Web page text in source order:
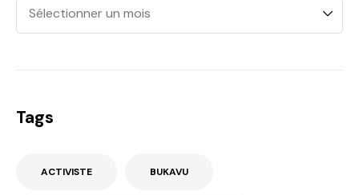
Tags
ACTIVISTE BUKAVU